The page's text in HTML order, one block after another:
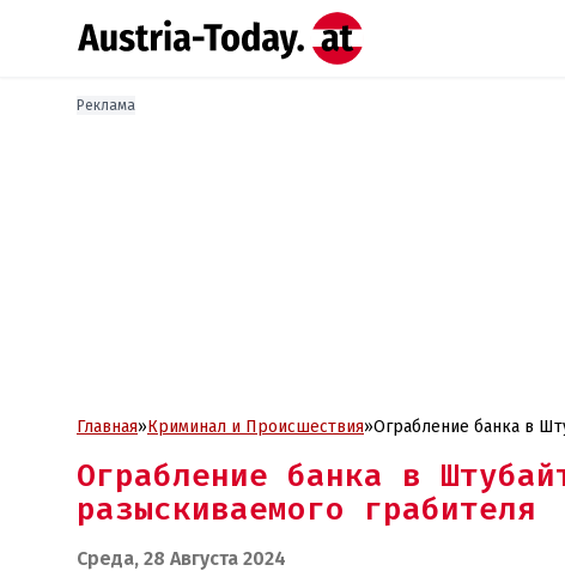
Реклама
Главная»Криминал и Проиcшествия»Ограбление банка в
Ограбление банка в
разыскиваемого грабителя
Среда, 28 Августа 2024